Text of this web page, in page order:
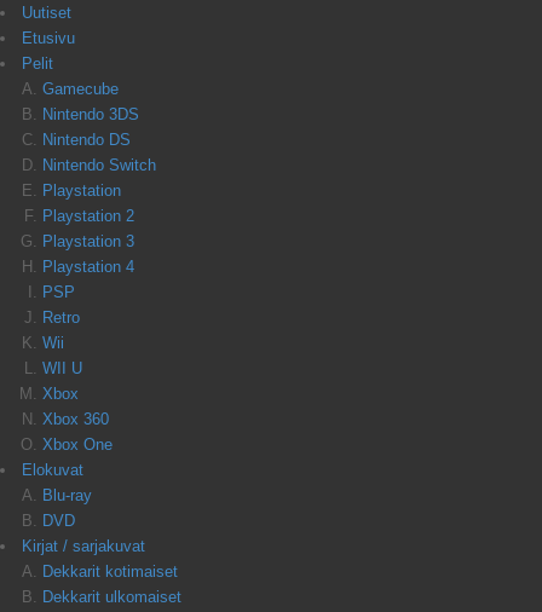
Uutiset
Etusivu
Pelit
Gamecube
Nintendo 3DS
Nintendo DS
Nintendo Switch
Playstation
Playstation 2
Playstation 3
Playstation 4
PSP
Retro
Wii
WII U
Xbox
Xbox 360
Xbox One
Elokuvat
Blu-ray
DVD
Kirjat / sarjakuvat
Dekkarit kotimaiset
Dekkarit ulkomaiset